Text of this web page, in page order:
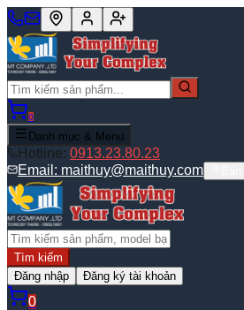
0
Danh mục & Menu
Hotline: 0913.23.80.23
Email: maithuy@maithuy.com
Tìm kiếm
Đăng nhập
Đăng ký tài khoản
0